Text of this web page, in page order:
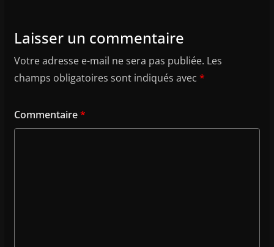
Laisser un commentaire
Votre adresse e-mail ne sera pas publiée. Les
champs obligatoires sont indiqués avec *
Commentaire*